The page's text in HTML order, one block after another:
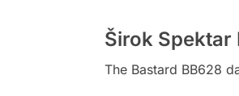
Širok Spektar
The Bastard BB628